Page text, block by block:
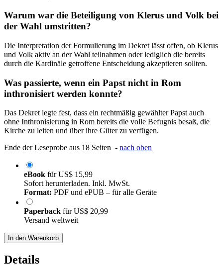
Warum war die Beteiligung von Klerus und Volk bei
der Wahl umstritten?
Die Interpretation der Formulierung im Dekret lässt offen, ob Klerus
und Volk aktiv an der Wahl teilnahmen oder lediglich die bereits
durch die Kardinäle getroffene Entscheidung akzeptieren sollten.
Was passierte, wenn ein Papst nicht in Rom
inthronisiert werden konnte?
Das Dekret legte fest, dass ein rechtmäßig gewählter Papst auch
ohne Inthronisierung in Rom bereits die volle Befugnis besaß, die
Kirche zu leiten und über ihre Güter zu verfügen.
Ende der Leseprobe aus 18 Seiten - nach oben
eBook fürUS$ 15,99
Sofort herunterladen. Inkl. MwSt.
Format: PDF und ePUB – für alle Geräte
Paperback fürUS$ 20,99
Versand weltweit
In den Warenkorb
Details